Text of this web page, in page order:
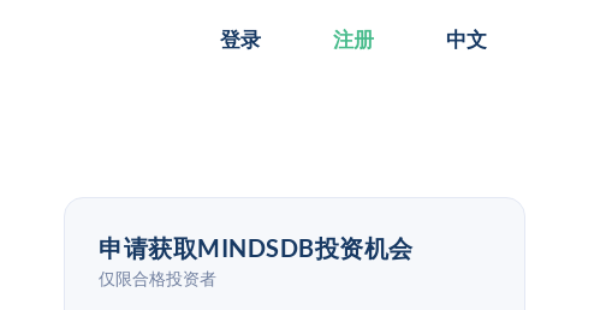
登录 注册 中文
申请获取MINDSDB投资机会
仅限合格投资者